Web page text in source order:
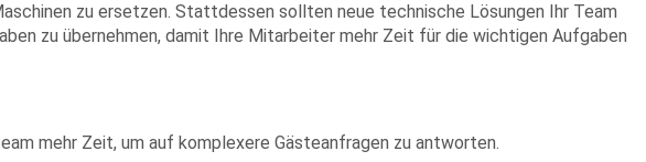
zu ersetzen. Stattdessen sollten neue technische Lösungen Ihr Team
zu übernehmen, damit Ihre Mitarbeiter mehr Zeit für die wichtigen Aufgaben
mehr Zeit, um auf komplexere Gästeanfragen zu antworten.